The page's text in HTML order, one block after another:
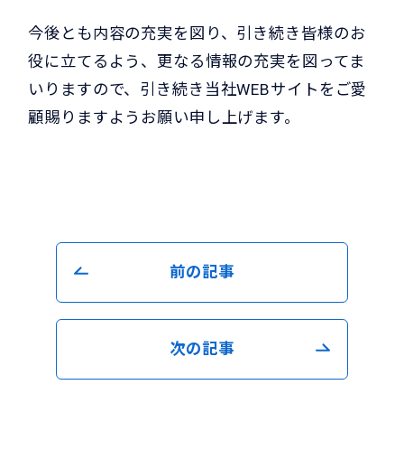
今後とも内容の充実を図り、引き続き皆様のお
役に立てるよう、更なる情報の充実を図ってま
いりますので、引き続き当社WEBサイトをご愛
顧賜りますようお願い申し上げます。
前の記事
次の記事